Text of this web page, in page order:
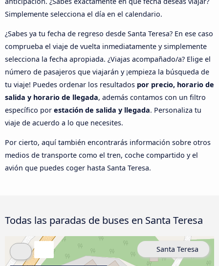
Simplemente selecciona el día en el calendario.
¿Sabes ya tu fecha de regreso desde Santa Teresa? En ese caso
comprueba el viaje de vuelta inmediatamente y simplemente
selecciona la fecha apropiada. ¿Viajas acompañado/a? Elige el
número de pasajeros que viajarán y ¡empieza la búsqueda de
tu viaje! Puedes ordenar los resultados por precio, horario de
salida y horario de llegada, además contamos con un filtro
específico por estación de salida y llegada. Personaliza tu
viaje de acuerdo a lo que necesites.
Por cierto, aquí también encontrarás información sobre otros
medios de transporte como el tren, coche compartido y el
avión que puedes coger hasta Santa Teresa.
Todas las paradas de buses en Santa Teresa
Santa Teresa